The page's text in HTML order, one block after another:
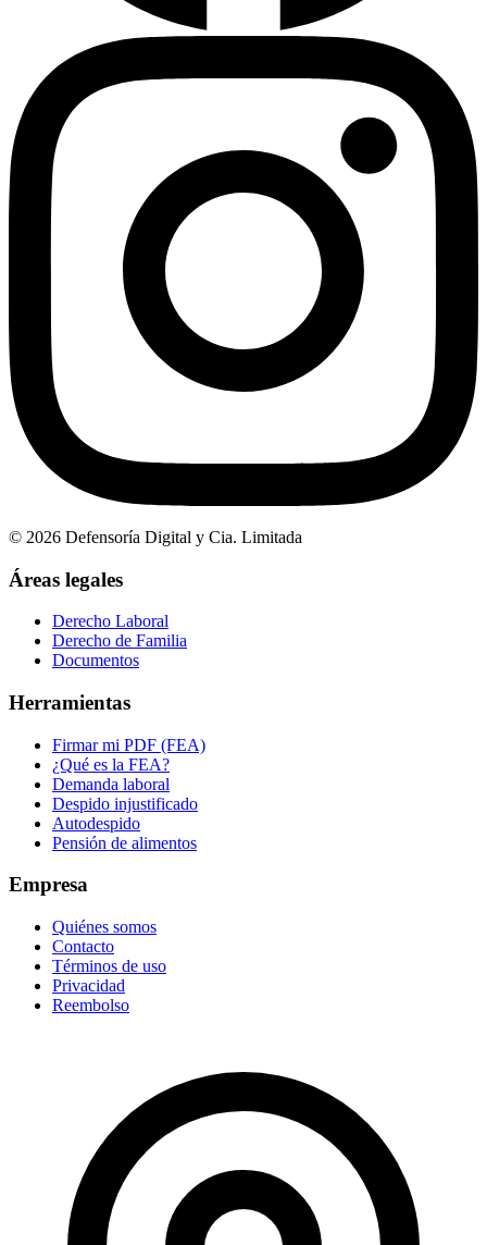
© 2026 Defensoría Digital y Cia. Limitada
Áreas legales
Derecho Laboral
Derecho de Familia
Documentos
Herramientas
Firmar mi PDF (FEA)
¿Qué es la FEA?
Demanda laboral
Despido injustificado
Autodespido
Pensión de alimentos
Empresa
Quiénes somos
Contacto
Términos de uso
Privacidad
Reembolso